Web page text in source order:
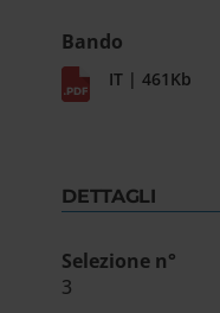
Bando
IT | 461Kb
DETTAGLI
Selezione n°
3